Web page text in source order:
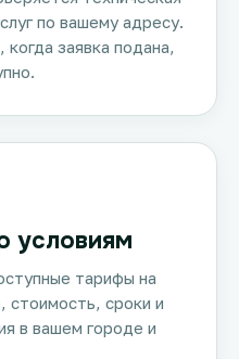
по вашему адресу.
заявка подана,
условиям
тарифы на
стоимость, сроки и
в вашем городе и